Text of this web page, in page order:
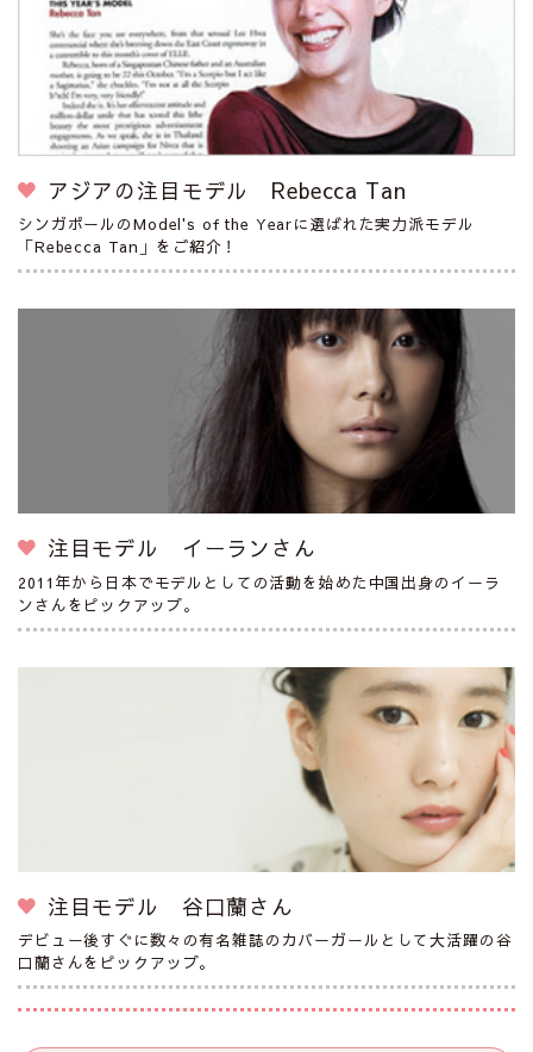
アジアの注目モデル Rebecca Tan
シンガポールのModel's of the Yearに選ばれた実力派モデル
「Rebecca Tan」をご紹介！
注目モデル イーランさん
2011年から日本でモデルとしての活動を始めた中国出身のイーラ
ンさんをピックアップ。
注目モデル 谷口蘭さん
デビュー後すぐに数々の有名雑誌のカバーガールとして大活躍の谷
口蘭さんをピックアップ。